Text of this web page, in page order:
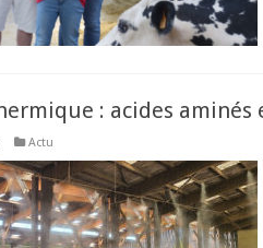
: acides aminés
Actu